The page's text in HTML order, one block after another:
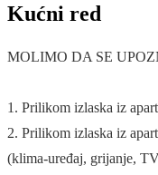
Kućni red
MOLIMO DA SE
1. Prilikom izlaska iz
2. Prilikom izlaska iz
(klima-uređaj, grijanje,